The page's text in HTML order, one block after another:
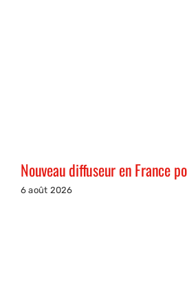
Nouveau diffuseur en France
6 août 2026